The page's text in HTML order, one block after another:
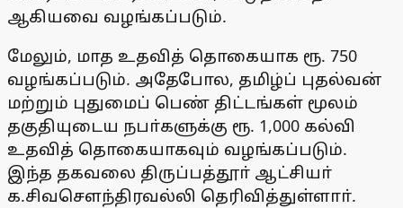
ஆகியவை வழங்கப்படும்.
மேலும், மாத உதவித் தொகையாக ரூ. 750
வழங்கப்படும். அதேபோல, தமிழ்ப் புதல்வன்
மற்றும் புதுமைப் பெண் திட்டங்கள் மூலம்
தகுதியுடைய நபா்களுக்கு ரூ. 1,000 கல்வி
உதவித் தொகையாகவும் வழங்கப்படும்.
இந்த தகவலை திருப்பத்தூா் ஆட்சியா்
க.சிவசௌந்திரவல்லி தெரிவித்துள்ளாா்.